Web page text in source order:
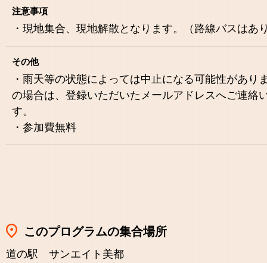
注意事項
・現地集合、現地解散となります。（路線バスはあ
その他
・雨天等の状態によっては中止になる可能性があり
の場合は、登録いただいたメールアドレスへご連絡
す。
・参加費無料
このプログラムの集合場所
道の駅 サンエイト美都